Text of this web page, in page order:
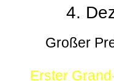
4.
Großer
Erster